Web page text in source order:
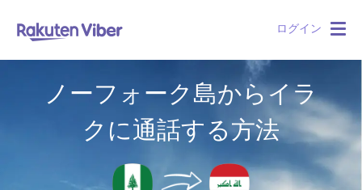
ログイン
ノーフォーク島からイラ
クに通話する方法